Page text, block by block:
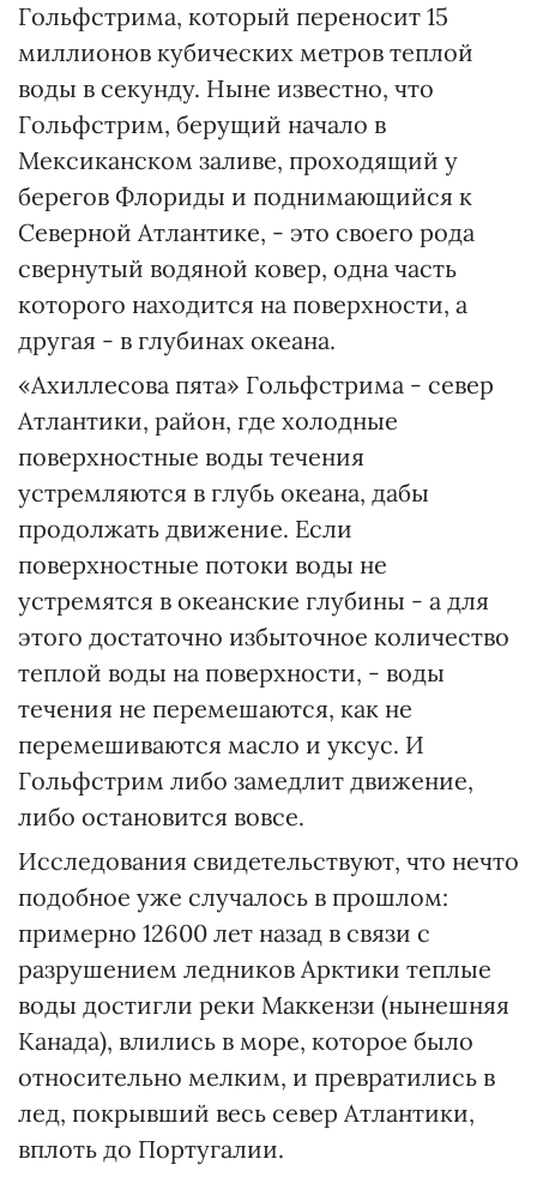
Гольфстрима, который переносит 15
миллионов кубических метров теплой
воды в секунду. Ныне известно, что
Гольфстрим, берущий начало в
Мексиканском заливе, проходящий у
берегов Флориды и поднимающийся к
Северной Атлантике, - это своего рода
свернутый водяной ковер, одна часть
которого находится на поверхности, а
другая - в глубинах океана.
«Ахиллесова пята» Гольфстрима - север
Атлантики, район, где холодные
поверхностные воды течения
устремляются в глубь океана, дабы
продолжать движение. Если
поверхностные потоки воды не
устремятся в океанские глубины - а для
этого достаточно избыточное количество
теплой воды на поверхности, - воды
течения не перемешаются, как не
перемешиваются масло и уксус. И
Гольфстрим либо замедлит движение,
либо остановится вовсе.
Исследования свидетельствуют, что нечто
подобное уже случалось в прошлом:
примерно 12600 лет назад в связи с
разрушением ледников Арктики теплые
воды достигли реки Маккензи (нынешняя
Канада), влились в море, которое было
относительно мелким, и превратились в
лед, покрывший весь север Атлантики,
вплоть до Португалии.